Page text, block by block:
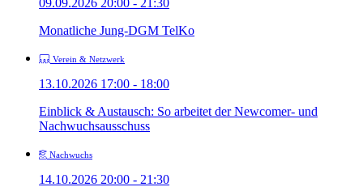
Monatliche Jung-DGM TelKo
Verein & Netzwerk
13.10.2026 17:00 - 18:00
Einblick & Austausch: So arbeitet der Newcomer- und
Nachwuchsausschuss
Nachwuchs
14.10.2026 20:00 - 21:30